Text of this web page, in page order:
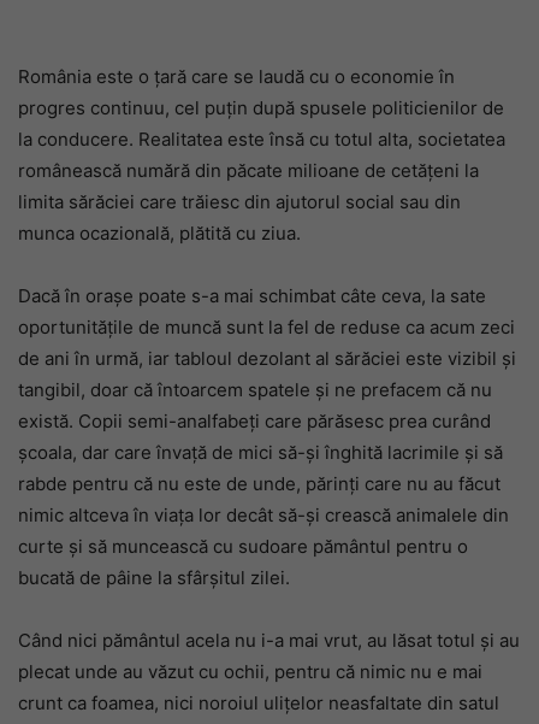
România este o țară care se laudă cu o economie în
progres continuu, cel puțin după spusele politicienilor de
la conducere. Realitatea este însă cu totul alta, societatea
românească numără din păcate milioane de cetățeni la
limita sărăciei care trăiesc din ajutorul social sau din
munca ocazională, plătită cu ziua.
Dacă în orașe poate s-a mai schimbat câte ceva, la sate
oportunitățile de muncă sunt la fel de reduse ca acum zeci
de ani în urmă, iar tabloul dezolant al sărăciei este vizibil și
tangibil, doar că întoarcem spatele și ne prefacem că nu
există. Copii semi-analfabeți care părăsesc prea curând
școala, dar care învață de mici să-și înghită lacrimile și să
rabde pentru că nu este de unde, părinți care nu au făcut
nimic altceva în viața lor decât să-și crească animalele din
curte și să muncească cu sudoare pământul pentru o
bucată de pâine la sfârșitul zilei.
Când nici pământul acela nu i-a mai vrut, au lăsat totul și au
plecat unde au văzut cu ochii, pentru că nimic nu e mai
crunt ca foamea, nici noroiul ulițelor neasfaltate din satul